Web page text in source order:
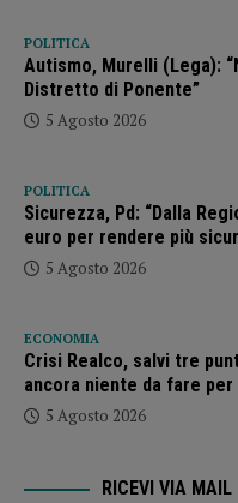
POLITICA
Autismo, Murelli (Lega):
Distretto di Ponente”
5 Agosto 2026
POLITICA
Sicurezza, Pd: “Dalla
euro per rendere più
5 Agosto 2026
ECONOMIA
Crisi Realco, salvi tre
ancora niente da fare per
5 Agosto 2026
RICEVI VIA MAIL